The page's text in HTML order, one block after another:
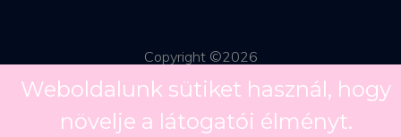
Copyright ©2026
Weboldalunk sütiket használ, hogy
növelje a látogatói élményt.